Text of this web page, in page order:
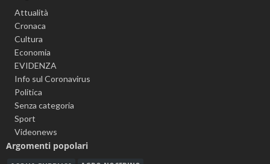
Attualità
Cronaca
Cultura
Economia
EVIDENZA
Info sul Coronavirus
Politica
Senza categoria
Sport
Videonews
Argomenti popolari